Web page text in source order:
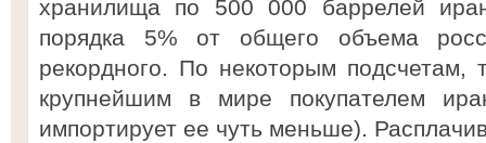
хранилища по 500 000 баррелей
порядка 5% от общего объема
рекордного. По некоторым подсчетам,
крупнейшим в мире покупателем
импортирует ее чуть меньше).